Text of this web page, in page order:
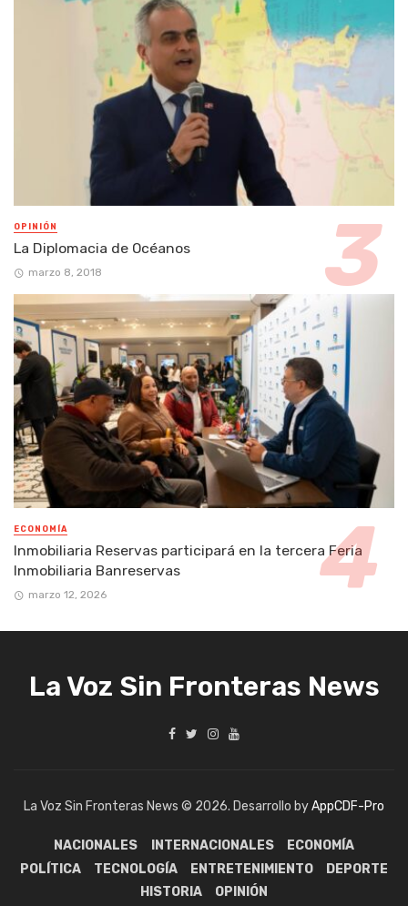
OPINIÓN
La Diplomacia de Océanos
marzo 8, 2018
ECONOMÍA
Inmobiliaria Reservas participará en la tercera Feria
Inmobiliaria Banreservas
marzo 12, 2026
La Voz Sin Fronteras News
La Voz Sin Fronteras News © 2026. Desarrollo byAppCDF-Pro
NACIONALES INTERNACIONALES
ECONOMÍA
POLÍTICA
TECNOLOGÍA ENTRETENIMIENTO
DEPORTE
HISTORIA
OPINIÓN